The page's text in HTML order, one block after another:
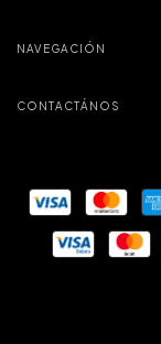
NAVEGACIÓN
CONTACTÁNOS